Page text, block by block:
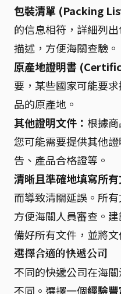
包裝清單 (Packing
的信息相符，詳細列
描述，方便海關查驗。
原產地證明書
要，某些國家可能要
品的原產地。
其他證明文件： 根據
您可能需要提供其他
告、產品合格證等。
清晰且準確地填寫所
而導致清關延誤。所
方便海關人員審查。
備好所有文件，並將
選擇合適的快遞公司
不同的快遞公司在海
不同。選擇一個經驗